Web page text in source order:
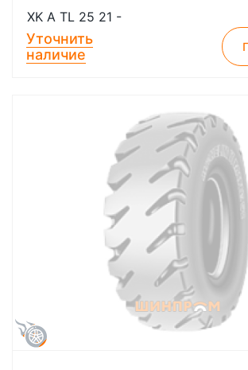
XK A TL 25 21 -
Уточнить
наличие